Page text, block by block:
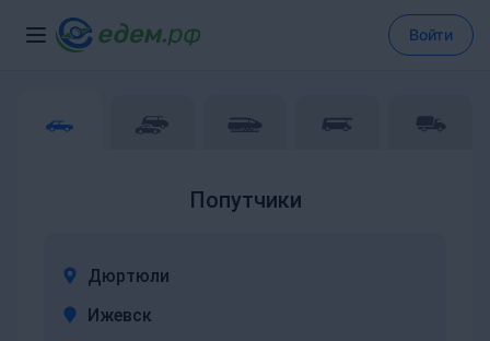
Войти
Попутчики
Дюртюли
Ижевск